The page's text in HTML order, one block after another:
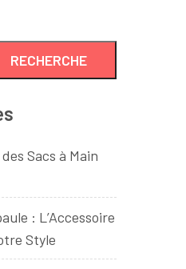
RECHERCHE
Sacs à Main
: L’Accessoire
Style